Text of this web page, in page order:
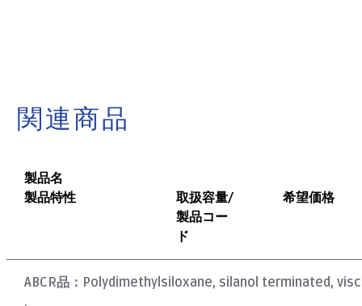
関連商品
製品名
製品特性
取扱容量/
製品コー
ド
希望価格
ABCR品： Polydimethylsiloxane, silanol terminated,
.